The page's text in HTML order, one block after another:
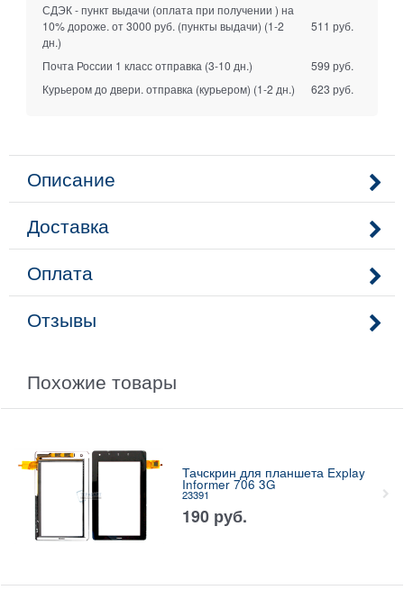
СДЭК - пункт выдачи (оплата при получении ) на
10% дороже. от 3000 руб. (пункты выдачи) (1-2
дн.)
511 руб.
Почта России 1 класс отправка (3-10 дн.)
599 руб.
Курьером до двери. отправка (курьером) (1-2 дн.) 623 руб.
Описание
Доставка
Оплата
Отзывы
Похожие товары
Тачскрин для планшета Explay
Informer 706 3G
23391
190 руб.